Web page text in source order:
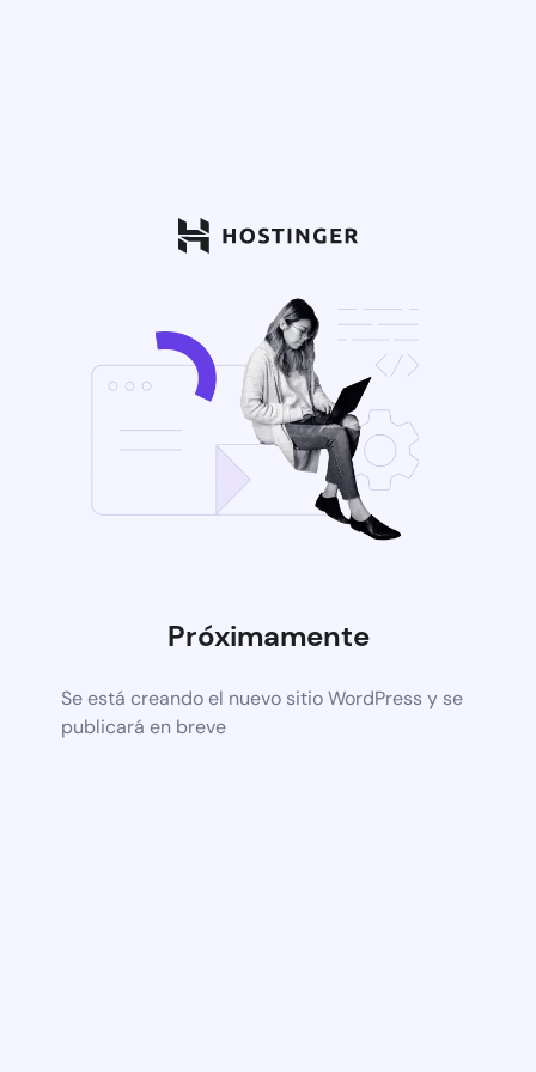
Próximamente
Se está creando el nuevo sitio WordPress y se
publicará en breve